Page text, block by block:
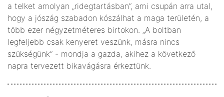
a telket amolyan „ridegtartásban”, ami csupán arra utal,
hogy a jószág szabadon kószálhat a maga területén, a
több ezer négyzetméteres birtokon. „A boltban
legfeljebb csak kenyeret veszünk, másra nincs
szükségünk” - mondja a gazda, akihez a következő
napra tervezett bikavágásra érkeztünk.